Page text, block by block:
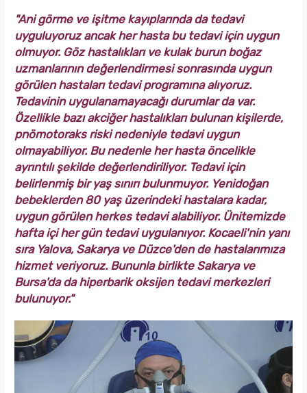
"Ani görme ve işitme kayıplarında da tedavi
uyguluyoruz ancak her hasta bu tedavi için uygun
olmuyor. Göz hastalıkları ve kulak burun boğaz
uzmanlarının değerlendirmesi sonrasında uygun
görülen hastaları tedavi programına alıyoruz.
Tedavinin uygulanamayacağı durumlar da var.
Özellikle bazı akciğer hastalıkları bulunan kişilerde,
pnömotoraks riski nedeniyle tedavi uygun
olmayabiliyor. Bu nedenle her hasta öncelikle
ayrıntılı şekilde değerlendiriliyor. Tedavi için
belirlenmiş bir yaş sınırı bulunmuyor. Yenidoğan
bebeklerden 80 yaş üzerindeki hastalara kadar,
uygun görülen herkes tedavi alabiliyor. Ünitemizde
hafta içi her gün tedavi uygulanıyor. Kocaeli'nin yanı
sıra Yalova, Sakarya ve Düzce'den de hastalarımıza
hizmet veriyoruz. Bununla birlikte Sakarya ve
Bursa'da da hiperbarik oksijen tedavi merkezleri
bulunuyor."